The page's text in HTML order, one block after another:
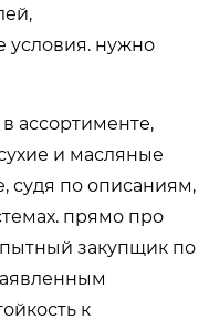
условия. нужно
ассортименте,
и масляные
судя по описаниям,
прямо про
закупщик по
к